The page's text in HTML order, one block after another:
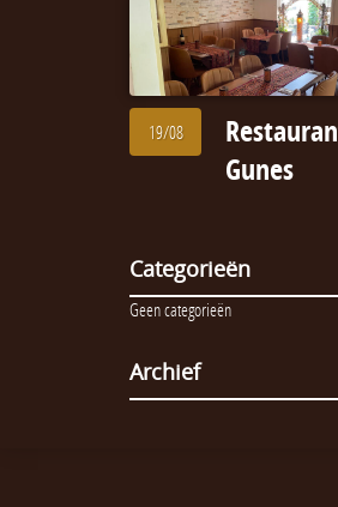
19/08
Gunes
Categorieën
Geen categorieën
Archief